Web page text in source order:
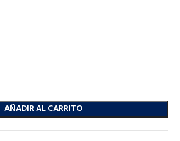
AÑADIR AL CARRITO